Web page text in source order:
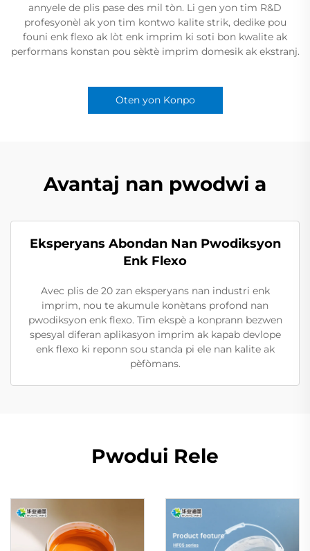
annyele de plis pase des mil tòn. Li gen yon tim R&D
profesyonèl ak yon tim kontwo kalite strik, dedike pou
founi enk flexo ak lòt enk imprim ki soti bon kwalite ak
performans konstan pou sèktè imprim domesik ak ekstranj.
Oten yon Konpo
Avantaj nan pwodwi a
Eksperyans Abondan Nan Pwodiksyon
Enk Flexo
Avec plis de 20 zan eksperyans nan industri enk
imprim, nou te akumule konètans profond nan
pwodiksyon enk flexo. Tim ekspè a konprann bezwen
spesyal diferan aplikasyon imprim ak kapab devlope
enk flexo ki reponn sou standa pi ele nan kalite ak
pèfòmans.
Pwodui Rele